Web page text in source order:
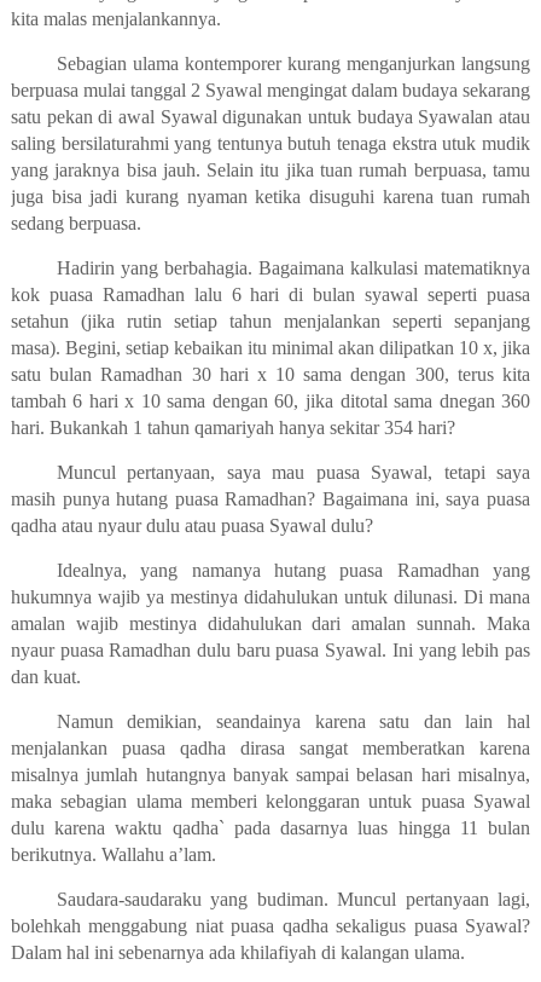
kita malas menjalankannya.
Sebagian ulama kontemporer kurang menganjurkan langsung
berpuasa mulai tanggal 2 Syawal mengingat dalam budaya sekarang
satu pekan di awal Syawal digunakan untuk budaya Syawalan atau
saling bersilaturahmi yang tentunya butuh tenaga ekstra utuk mudik
yang jaraknya bisa jauh. Selain itu jika tuan rumah berpuasa, tamu
juga bisa jadi kurang nyaman ketika disuguhi karena tuan rumah
sedang berpuasa.
Hadirin yang berbahagia. Bagaimana kalkulasi matematiknya
kok puasa Ramadhan lalu 6 hari di bulan syawal seperti puasa
setahun (jika rutin setiap tahun menjalankan seperti sepanjang
masa). Begini, setiap kebaikan itu minimal akan dilipatkan 10 x, jika
satu bulan Ramadhan 30 hari x 10 sama dengan 300, terus kita
tambah 6 hari x 10 sama dengan 60, jika ditotal sama dnegan 360
hari. Bukankah 1 tahun qamariyah hanya sekitar 354 hari?
Muncul pertanyaan, saya mau puasa Syawal, tetapi saya
masih punya hutang puasa Ramadhan? Bagaimana ini, saya puasa
qadha atau nyaur dulu atau puasa Syawal dulu?
Idealnya, yang namanya hutang puasa Ramadhan yang
hukumnya wajib ya mestinya didahulukan untuk dilunasi. Di mana
amalan wajib mestinya didahulukan dari amalan sunnah. Maka
nyaur puasa Ramadhan dulu baru puasa Syawal. Ini yang lebih pas
dan kuat.
Namun demikian, seandainya karena satu dan lain hal
menjalankan puasa qadha dirasa sangat memberatkan karena
misalnya jumlah hutangnya banyak sampai belasan hari misalnya,
maka sebagian ulama memberi kelonggaran untuk puasa Syawal
dulu karena waktu qadha` pada dasarnya luas hingga 11 bulan
berikutnya. Wallahu a’lam.
Saudara-saudaraku yang budiman. Muncul pertanyaan lagi,
bolehkah menggabung niat puasa qadha sekaligus puasa Syawal?
Dalam hal ini sebenarnya ada khilafiyah di kalangan ulama.